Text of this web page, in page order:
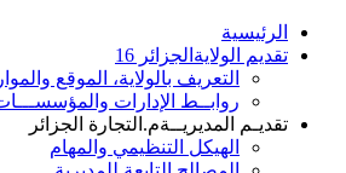
الرئيسية
تقديم الولاية الجزائر 16
التعريف بالولاية، الموقع
روابــط الإدارات
تقديـم المديريــةم.التجارة الجزائر
الهيكل التنظيمي والمهام